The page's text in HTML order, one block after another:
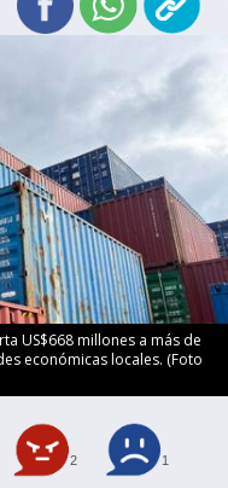
US$668 millones a más de
económicas locales. (Foto
2 1